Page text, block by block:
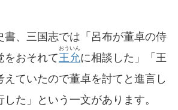
書、三国志では「呂布が董卓の侍
をおそれて王允
おういん
に相談した」「王
えていたので董卓を討てと進言し
た」という一文があります。